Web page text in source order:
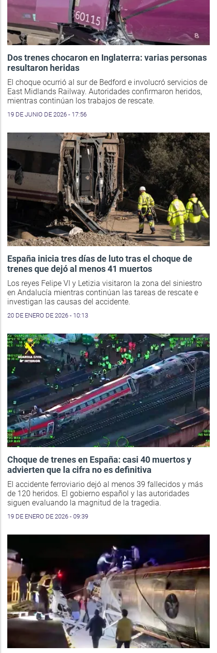
Dos trenes chocaron en Inglaterra: varias personas
resultaron heridas
El choque ocurrió al sur de Bedford e involucró servicios de
East Midlands Railway. Autoridades confirmaron heridos,
mientras continúan los trabajos de rescate.
19 DE JUNIO DE 2026 - 17:56
España inicia tres días de luto tras el choque de
trenes que dejó al menos 41 muertos
Los reyes Felipe VI y Letizia visitaron la zona del siniestro
en Andalucía mientras continúan las tareas de rescate e
investigan las causas del accidente.
20 DE ENERO DE 2026 - 10:13
Choque de trenes en España: casi 40 muertos y
advierten que la cifra no es definitiva
El accidente ferroviario dejó al menos 39 fallecidos y más
de 120 heridos. El gobierno español y las autoridades
siguen evaluando la magnitud de la tragedia.
19 DE ENERO DE 2026 - 09:39